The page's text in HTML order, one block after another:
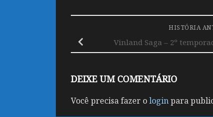
HISTÓRIA
Vinland Saga – 2º
DEIXE UM COMENTÁRIO
Você precisa fazer ologinpara